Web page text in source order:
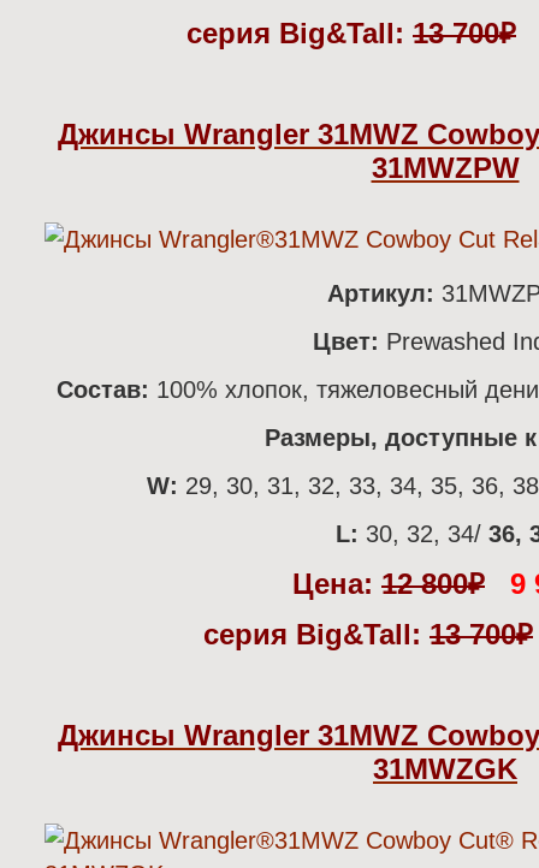
серия Big&Tall: 13 700₽
Джинсы Wrangler 31MWZ
31MWZPW
Артикул:
Цвет: Prewashed
Состав: 100% хлопок, тяжеловесный
Размеры, доступные к
W: 29, 30, 31, 32, 33, 34, 35, 36,
L: 30, 32, 34/ 36,
Цена: 12 800₽
9
серия Big&Tall: 13 700₽
Джинсы Wrangler 31MWZ
31MWZGK